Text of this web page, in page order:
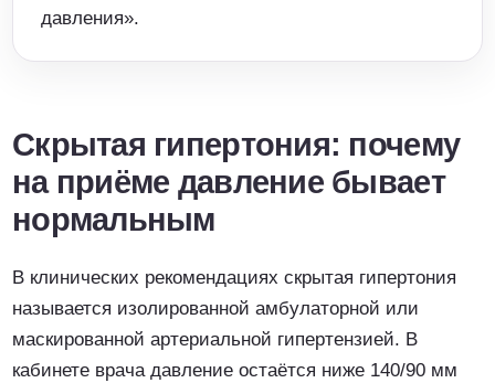
давления».
Скрытая гипертония: почему
на приёме давление бывает
нормальным
В клинических рекомендациях скрытая гипертония
называется изолированной амбулаторной или
маскированной артериальной гипертензией. В
кабинете врача давление остаётся ниже 140/90 мм